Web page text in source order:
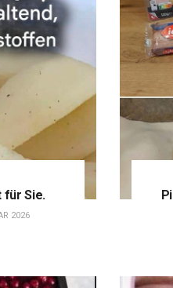
für Sie.
2026